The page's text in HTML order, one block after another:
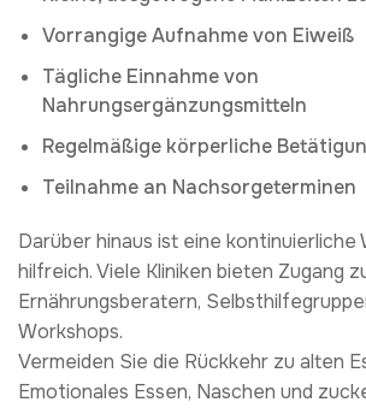
Vorrangige Aufnahme von Eiweiß
Tägliche Einnahme von
Nahrungsergänzungsmitteln
Regelmäßige körperliche
Teilnahme an Nachsorgeterminen
Darüber hinaus ist eine kontinuierliche
hilfreich. Viele Kliniken bieten Zugang
Ernährungsberatern,
Workshops.
Vermeiden Sie die Rückkehr zu alten
Emotionales Essen, Naschen und